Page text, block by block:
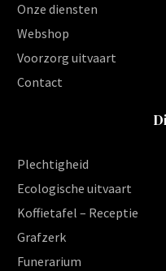
Onze diensten
Webshop
Voorzorg uitvaart
Contact
Plechtigheid
Ecologische uitvaart
Koffietafel – Receptie
Grafzerk
Funerarium